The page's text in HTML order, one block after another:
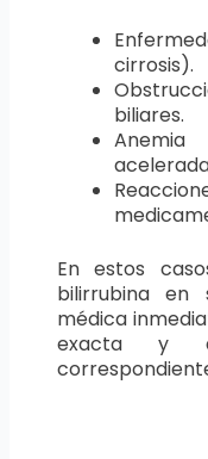
cirrosis).
biliares.
En estos
bilirrubina en
médica
exacta y